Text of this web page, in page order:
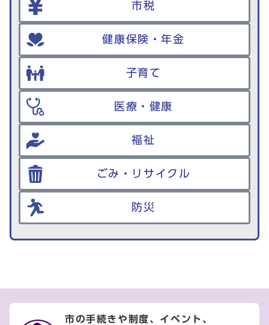
市税
健康保険・年金
子育て
医療・健康
福祉
ごみ・リサイクル
防災
市の手続きや制度、イベント、